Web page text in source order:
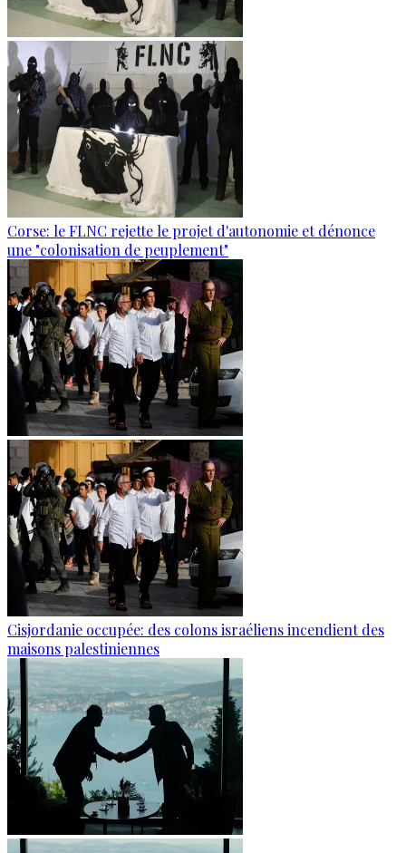
Corse: le FLNC rejette le projet d'autonomie et dénonce
une "colonisation de peuplement"
Cisjordanie occupée: des colons israéliens incendient des
maisons palestiniennes